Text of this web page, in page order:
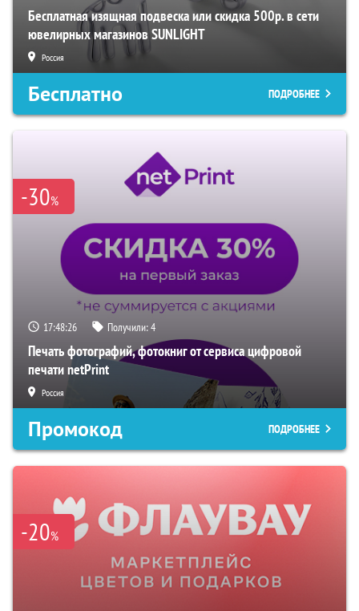
Бесплатная изящная подвеска или скидка 500р. в сети
ювелирных магазинов SUNLIGHT
Россия
Бесплатно ПОДРОБНЕЕ
-30%
17:48:25 Получили:4
Печать фотографий, фотокниг от сервиса цифровой
печати netPrint
Россия
Промокод ПОДРОБНЕЕ
-20%